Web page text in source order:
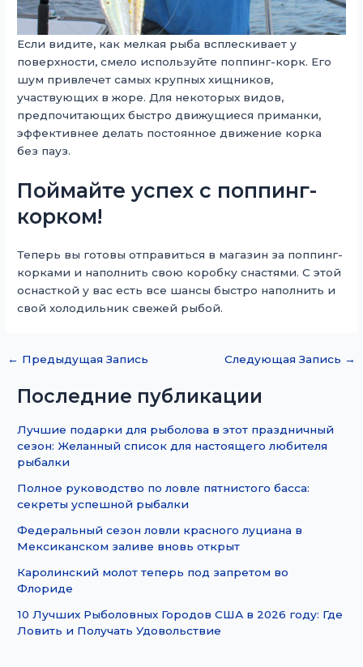
Если видите, как мелкая рыба всплескивает у
поверхности, смело используйте поппинг-корк. Его
шум привлечет самых крупных хищников,
участвующих в жоре. Для некоторых видов,
предпочитающих быстро движущиеся приманки,
эффективнее делать постоянное движение корка
без пауз.
Поймайте успех с поппинг-
корком!
Теперь вы готовы отправиться в магазин за поппинг-
корками и наполнить свою коробку снастями. С этой
оснасткой у вас есть все шансы быстро наполнить и
свой холодильник свежей рыбой.
← Предыдущая Запись Следующая Запись →
Последние публикации
Лучшие подарки для рыболова в этот праздничный
сезон: Желанный список для настоящего любителя
рыбалки
Полное руководство по ловле пятнистого басса:
секреты успешной рыбалки
Федеральный сезон ловли красного луциана в
Мексиканском заливе вновь открыт
Каролинский молот теперь под запретом во
Флориде
10 Лучших Рыболовных Городов США в 2026 году: Где
Ловить и Получать Удовольствие